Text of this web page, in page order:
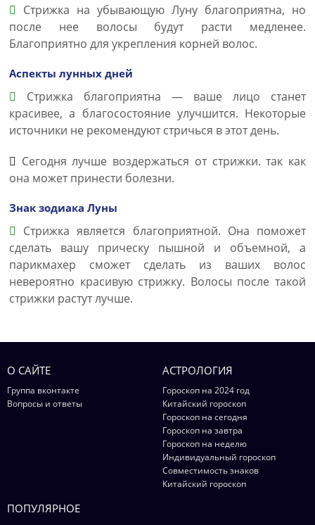
Стрижка на убывающую Луну благоприятна, но
после нее волосы будут расти медленее.
Благоприятно для укрепления корней волос.
Аспекты лунных дней
Стрижка благоприятна — ваше лицо станет
красивее, а благосостояние улучшится. Некоторые
источники не рекомендуют стричься в этот день.
Сегодня лучше воздержаться от стрижки. так как
она может принести болезни.
Знак зодиака Луны
Стрижка является благоприятной. Она поможет
сделать вашу прическу пышной и объемной, а
парикмахер сможет сделать из ваших волос
невероятно красивую стрижку. Волосы после такой
стрижки растут лучше.
О САЙТЕ
Группа вконтакте
Вопросы и ответы
АСТРОЛОГИЯ
Гороскоп на 2024 год
Китайский гороскоп
Гороскоп на сегодня
Гороскоп на завтра
Гороскоп на неделю
Индивидуальный гороскоп
Совместимость знаков
Китайский гороскоп
ПОПУЛЯРНОЕ